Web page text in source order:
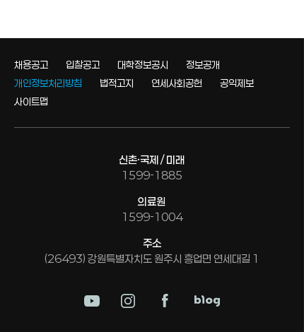
채용공고 입찰공고 대학정보공시
정보공개
개인정보처리방침
법적고지 연세사회공헌
공익제보
사이트맵
신촌·국제 / 미래
1599-1885
의료원
1599-1004
주소
(26493) 강원특별자치도 원주시 흥업면 연세대길 1